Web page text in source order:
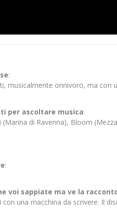
:
musicalmente onnivoro, ma con
per ascoltare musica:
(Marina di Ravenna), Bloom
:
voi sappiate ma ve la
una macchina da scrivere. Il